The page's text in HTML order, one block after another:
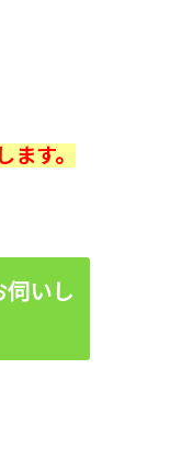
す。
伺いし